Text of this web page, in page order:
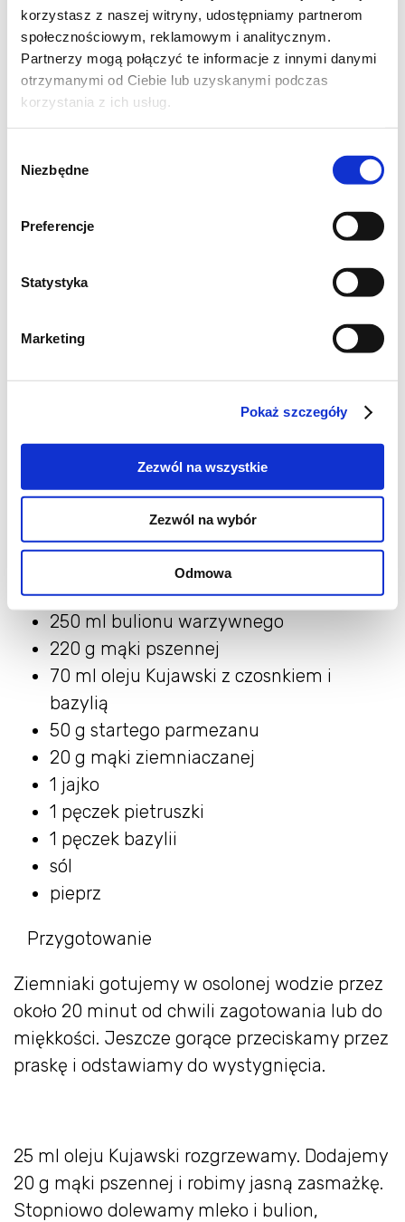
korzystasz z naszej witryny, udostępniamy partnerom
społecznościowym, reklamowym i analitycznym.
Partnerzy mogą połączyć te informacje z innymi danymi
otrzymanymi od Ciebie lub uzyskanymi podczas
korzystania z ich usług.
zgody
Niezbędne
Preferencje
Statystyka
Marketing
Pokaż szczegóły
Zezwól na wszystkie
Zezwól na wybór
Odmowa
1 kg ziemniaków
250 ml mleka
250 ml bulionu warzywnego
220 g mąki pszennej
70 ml oleju Kujawski z czosnkiem i
bazylią
50 g startego parmezanu
20 g mąki ziemniaczanej
1 jajko
1 pęczek pietruszki
1 pęczek bazylii
sól
pieprz
Przygotowanie
Ziemniaki gotujemy w osolonej wodzie przez
około 20 minut od chwili zagotowania lub do
miękkości. Jeszcze gorące przeciskamy przez
praskę i odstawiamy do wystygnięcia.
25 ml oleju Kujawski rozgrzewamy. Dodajemy
20 g mąki pszennej i robimy jasną zasmażkę.
Stopniowo dolewamy mleko i bulion,